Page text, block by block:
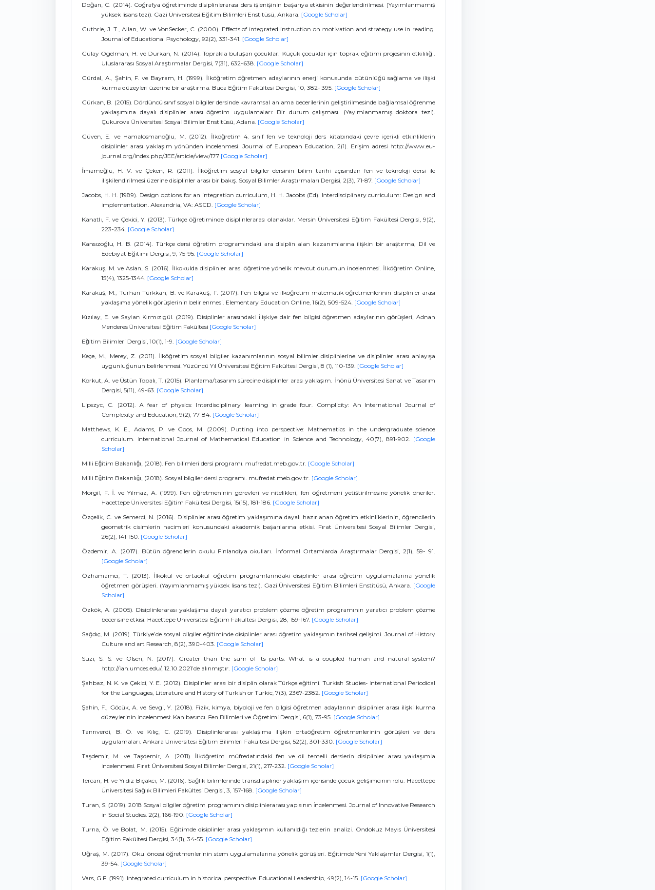
Doğan, C. (2014). Coğrafya öğretiminde disiplinlerarası ders işlenişinin başarıya etkisinin değerlendirilmesi. (Yayımlanmamış
yüksek lisans tezi). Gazi Üniversitesi Eğitim Bilimleri Enstitüsü, Ankara. [Google Scholar]
Guthrie, J. T., Allan, W. ve VonSecker, C. (2000). Effects of integrated instruction on motivation and strategy use in reading.
Journal of Educational Psychology, 92(2), 331-341. [Google Scholar]
Gülay Ogelman, H. ve Durkan, N. (2014). Toprakla buluşan çocuklar: Küçük çocuklar için toprak eğitimi projesinin etkililiği.
Uluslararası Sosyal Araştırmalar Dergisi, 7(31), 632-638. [Google Scholar]
Gürdal, A., Şahin, F. ve Bayram, H. (1999). İlköğretim öğretmen adaylarının enerji konusunda bütünlüğü sağlama ve ilişki
kurma düzeyleri üzerine bir araştırma. Buca Eğitim Fakültesi Dergisi, 10, 382- 395. [Google Scholar]
Gürkan, B. (2015). Dördüncü sınıf sosyal bilgiler dersinde kavramsal anlama becerilerinin geliştirilmesinde bağlamsal öğrenme
yaklaşımına dayalı disiplinler arası öğretim uygulamaları: Bir durum çalışması. (Yayımlanmamış doktora tezi).
Çukurova Üniversitesi Sosyal Bilimler Enstitüsü, Adana. [Google Scholar]
Güven, E. ve Hamalosmanoğlu, M. (2012). İlköğretim 4. sınıf fen ve teknoloji ders kitabındaki çevre içerikli etkinliklerin
disiplinler arası yaklaşım yönünden incelenmesi. Journal of European Education, 2(1). Erişim adresi http://www.eu-
journal.org/index.php/JEE/article/view/177 [Google Scholar]
İmamoğlu, H. V. ve Çeken, R. (2011). İlköğretim sosyal bilgiler dersinin bilim tarihi açısından fen ve teknoloji dersi ile
ilişkilendirilmesi üzerine disiplinler arası bir bakış. Sosyal Bilimler Araştırmaları Dergisi, 2(3), 71-87. [Google Scholar]
Jacobs, H. H. (1989). Design options for an integration curriculum, H. H. Jacobs (Ed). Interdisciplinary curriculum: Design and
implementation. Alexandria, VA: ASCD. [Google Scholar]
Kanatlı, F. ve Çekici, Y. (2013). Türkçe öğretiminde disiplinlerarası olanaklar. Mersin Üniversitesi Eğitim Fakültesi Dergisi, 9(2),
223-234. [Google Scholar]
Kansızoğlu, H. B. (2014). Türkçe dersi öğretim programındaki ara disiplin alan kazanımlarına ilişkin bir araştırma, Dil ve
Edebiyat Eğitimi Dergisi, 9, 75-95. [Google Scholar]
Karakuş, M. ve Aslan, S. (2016). İlkokulda disiplinler arası öğretime yönelik mevcut durumun incelenmesi. İlköğretim Online,
15(4), 1325-1344. [Google Scholar]
Karakuş, M., Turhan Türkkan, B. ve Karakuş, F. (2017). Fen bilgisi ve ilköğretim matematik öğretmenlerinin disiplinler arası
yaklaşıma yönelik görüşlerinin belirlenmesi. Elementary Education Online, 16(2), 509-524. [Google Scholar]
Kızılay, E. ve Saylan Kırmızıgül. (2019). Disiplinler arasındaki ı̇lişkiye dair fen bilgisi öğretmen adaylarının görüşleri, Adnan
Menderes Üniversitesi Eğitim Fakültesi [Google Scholar]
Eğitim Bilimleri Dergisi, 10(1), 1-9. [Google Scholar]
Keçe, M., Merey, Z. (2011). İlköğretim sosyal bilgiler kazanımlarının sosyal bilimler disiplinlerine ve disiplinler arası anlayışa
uygunluğunun belirlenmesi. Yüzüncü Yıl Üniversitesi Eğitim Fakültesi Dergisi, 8 (1), 110-139. [Google Scholar]
Korkut, A. ve Üstün Topalı, T. (2015). Planlama/tasarım sürecine disiplinler arası yaklaşım. İnönü Üniversitesi Sanat ve Tasarım
Dergisi, 5(11), 49-63. [Google Scholar]
Lipszyc, C. (2012). A fear of physics: Interdisciplinary learning in grade four. Complicity: An International Journal of
Complexity and Education, 9(2), 77-84. [Google Scholar]
Matthews, K. E., Adams, P. ve Goos, M. (2009). Putting into perspective: Mathematics in the undergraduate science
curriculum. International Journal of Mathematical Education in Science and Technology, 40(7), 891-902. [Google
Scholar]
Milli Eğitim Bakanlığı, (2018). Fen bilimleri dersi programı. mufredat.meb.gov.tr. [Google Scholar]
Milli Eğitim Bakanlığı, (2018). Sosyal bilgiler dersi programı. mufredat.meb.gov.tr. [Google Scholar]
Morgil, F. İ. ve Yılmaz, A. (1999). Fen öğretmeninin görevleri ve nitelikleri, fen öğretmeni yetiştirilmesine yönelik öneriler.
Hacettepe Üniversitesi Eğitim Fakültesi Dergisi, 15(15), 181-186. [Google Scholar]
Özçelik, C. ve Semerci, N. (2016). Disiplinler arası öğretim yaklaşımına dayalı hazırlanan öğretim etkinliklerinin, öğrencilerin
geometrik cisimlerin hacimleri konusundaki akademik başarılarına etkisi. Fırat Üniversitesi Sosyal Bilimler Dergisi,
26(2), 141-150. [Google Scholar]
Özdemir, A. (2017). Bütün öğrencilerin okulu Finlandiya okulları. İnformal Ortamlarda Araştırmalar Dergisi, 2(1), 59- 91.
[Google Scholar]
Özhamamcı, T. (2013). İlkokul ve ortaokul öğretim programlarındaki disiplinler arası öğretim uygulamalarına yönelik
öğretmen görüşleri. (Yayımlanmamış yüksek lisans tezi). Gazi Üniversitesi Eğitim Bilimleri Enstitüsü, Ankara. [Google
Scholar]
Özkök, A. (2005). Disiplinlerarası yaklaşıma dayalı yaratıcı problem çözme öğretim programının yaratıcı problem çözme
becerisine etkisi. Hacettepe Üniversitesi Eğitim Fakültesi Dergisi, 28, 159-167. [Google Scholar]
Sağdıç, M. (2019). Türkiye’de sosyal bilgiler eğitiminde disiplinler arası öğretim yaklaşımın tarihsel gelişimi. Journal of History
Culture and art Research, 8(2), 390-403. [Google Scholar]
Suzi, S. S. ve Olsen, N. (2017). Greater than the sum of its parts: What is a coupled human and natural system?
http://ian.umces.edu/, 12.10.2021’de alınmıştır. [Google Scholar]
Şahbaz, N. K. ve Çekici, Y. E. (2012). Disiplinler arası bir disiplin olarak Türkçe eğitimi. Turkish Studies- International Periodical
for the Languages, Literature and History of Turkish or Turkic, 7(3), 2367-2382. [Google Scholar]
Şahin, F., Göcük, A. ve Sevgi, Y. (2018). Fizik, kimya, biyoloji ve fen bilgisi öğretmen adaylarının disiplinler arası ilişki kurma
düzeylerinin incelenmesi: Kan basıncı. Fen Bilimleri ve Öğretimi Dergisi, 6(1), 73-95. [Google Scholar]
Tanrıverdi, B. Ö. ve Kılıç, C. (2019). Disiplinlerarası yaklaşıma ilişkin ortaöğretim öğretmenlerinin görüşleri ve ders
uygulamaları. Ankara Üniversitesi Eğitim Bilimleri Fakültesi Dergisi, 52(2), 301-330. [Google Scholar]
Taşdemir, M. ve Taşdemir, A. (2011). İlköğretim müfredatındaki fen ve dil temelli derslerin disiplinler arası yaklaşımla
incelenmesi. Fırat Üniversitesi Sosyal Bilimler Dergisi, 21(1), 217-232. [Google Scholar]
Tercan, H. ve Yıldız Bıçakcı, M. (2016). Sağlık bilimlerinde transdisipliner yaklaşım içerisinde çocuk gelişimcinin rolü. Hacettepe
Üniversitesi Sağlık Bilimleri Fakültesi Dergisi, 3, 157-168. [Google Scholar]
Turan, S. (2019). 2018 Sosyal bilgiler öğretim programının disiplinlerarası yapısının ı̇ncelenmesi. Journal of Innovative Research
in Social Studies. 2(2), 166-190. [Google Scholar]
Turna, Ö. ve Bolat, M. (2015). Eğitimde disiplinler arası yaklaşımın kullanıldığı tezlerin analizi. Ondokuz Mayıs Üniversitesi
Eğitim Fakültesi Dergisi, 34(1), 34-55. [Google Scholar]
Uğraş, M. (2017). Okul öncesi öğretmenlerinin stem uygulamalarına yönelik görüşleri. Eğitimde Yeni Yaklaşımlar Dergisi, 1(1),
39-54. [Google Scholar]
Vars, G.F. (1991). Integrated curriculum in historical perspective. Educational Leadership, 49(2), 14-15. [Google Scholar]